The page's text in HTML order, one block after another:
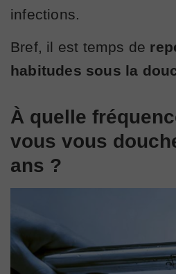
infections.
Bref, il est temps de
habitudes sous la
À quelle
vous vous
ans ?